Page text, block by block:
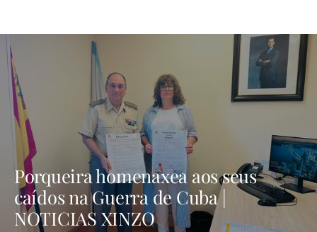
Porqueira homenaxea aos seus
caídos na Guerra de Cuba |
NOTICIAS XINZO